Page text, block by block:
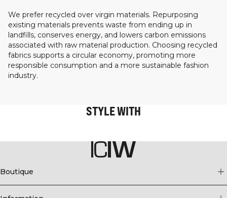
We prefer recycled over virgin materials. Repurposing
existing materials prevents waste from ending up in
landfills, conserves energy, and lowers carbon emissions
associated with raw material production. Choosing recycled
fabrics supports a circular economy, promoting more
responsible consumption and a more sustainable fashion
industry.
STYLE WITH
Boutique